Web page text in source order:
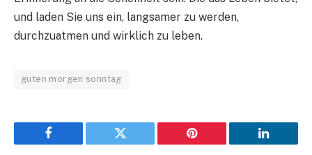
und laden Sie uns ein, langsamer zu werden,
durchzuatmen und wirklich zu leben.
guten morgen sonntag
Facebook Twitter Pinterest LinkedIn